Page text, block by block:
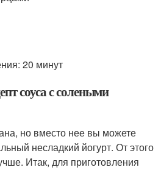
20 минут
соуса с солеными
но вместо нее вы можете
несладкий йогурт. От этого
Итак, для приготовления